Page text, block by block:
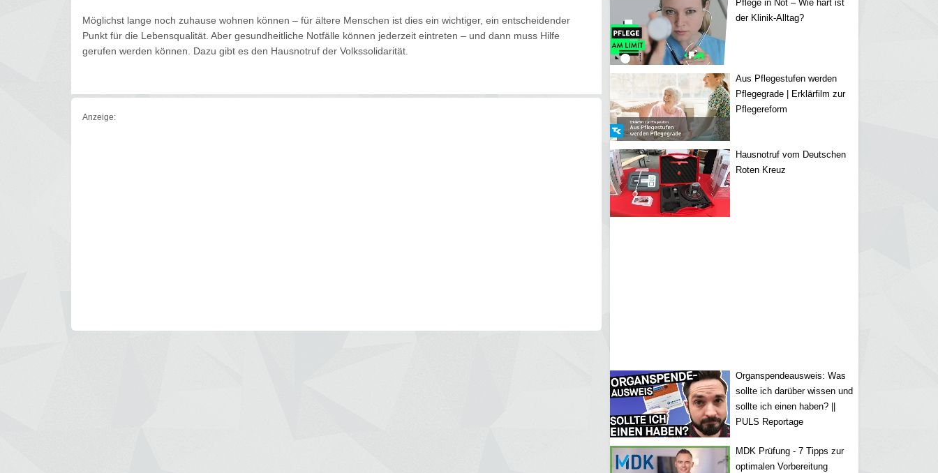
Möglichst lange noch zuhause wohnen können – für ältere Menschen ist dies ein wichtiger, ein entscheidender
Punkt für die Lebensqualität. Aber gesundheitliche Notfälle können jederzeit eintreten – und dann muss Hilfe
gerufen werden können. Dazu gibt es den Hausnotruf der Volkssolidarität.
Anzeige:
Pflege in Not – Wie hart ist
der Klinik-Alltag?
Aus Pflegestufen werden
Pflegegrade | Erklärfilm zur
Pflegereform
Hausnotruf vom Deutschen
Roten Kreuz
Organspendeausweis: Was
sollte ich darüber wissen und
sollte ich einen haben? ||
PULS Reportage
MDK Prüfung - 7 Tipps zur
optimalen Vorbereitung